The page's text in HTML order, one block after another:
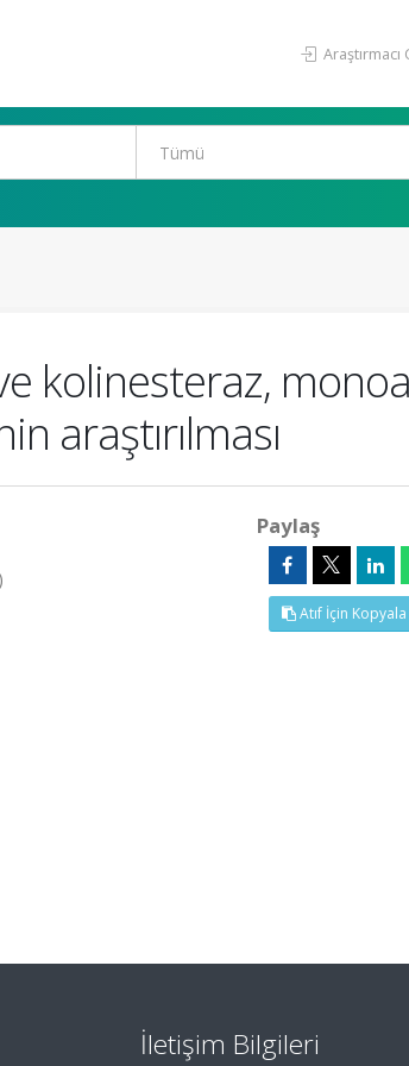
Araştırmacı
kolinesteraz,
araştırılması
Paylaş
Atıf İçin Kopyala
İletişim Bilgileri